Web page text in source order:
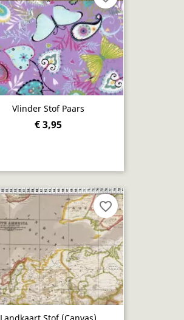
Vlinder Stof Paars
€ 3,95
favorite_border